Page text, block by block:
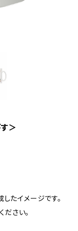
＞
たイメージです。
さい。